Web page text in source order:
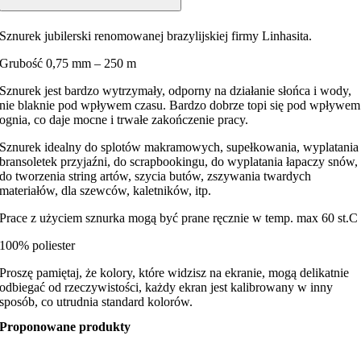
Sznurek jubilerski renomowanej brazylijskiej firmy Linhasita.
Grubość 0,75 mm – 250 m
Sznurek jest bardzo wytrzymały, odporny na działanie słońca i wody,
nie blaknie pod wpływem czasu. Bardzo dobrze topi się pod wpływem
ognia, co daje mocne i trwałe zakończenie pracy.
Sznurek idealny do splotów makramowych, supełkowania, wyplatania
bransoletek przyjaźni, do scrapbookingu, do wyplatania łapaczy snów,
do tworzenia string artów, szycia butów, zszywania twardych
materiałów, dla szewców, kaletników, itp.
Prace z użyciem sznurka mogą być prane ręcznie w temp. max 60 st.C
100% poliester
Proszę pamiętaj, że kolory, które widzisz na ekranie, mogą delikatnie
odbiegać od rzeczywistości, każdy ekran jest kalibrowany w inny
sposób, co utrudnia standard kolorów.
Proponowane produkty